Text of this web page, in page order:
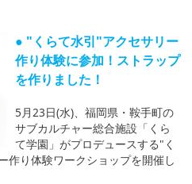
● "くらて水引"アクセサリー
作り体験に参加！ストラップ
を作りました！
5月23日(水)、福岡県・鞍手町の
サブカルチャー総合施設「くら
て学園」がプロデュースする"く
作り体験ワークショップを開催し